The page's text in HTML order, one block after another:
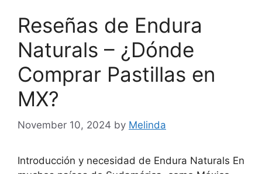
Reseñas de Endura
Naturals – ¿Dónde
Comprar Pastillas en
MX?
November 10, 2024 by Melinda
Introducción y necesidad de Endura Naturals En